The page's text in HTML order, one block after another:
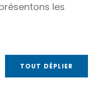
les
TOUT DÉPLIER